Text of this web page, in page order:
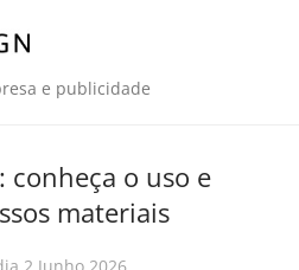
e publicidade
conheça o uso e
materiais